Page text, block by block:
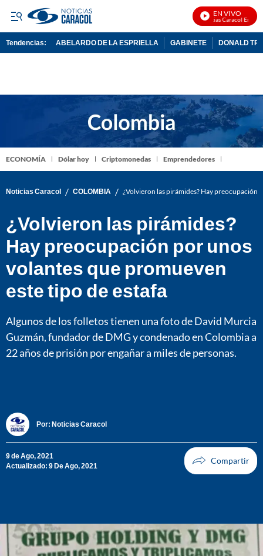
EN VIVO
Noticias Caracol En Vivo
Tendencias: ABELARDO DE LA ESPRIELLA GABINETE DONALD
ECONOMÍA Dólar hoy Criptomonedas Emprendedores
Noticias Caracol / COLOMBIA / ¿Volvieron las pirámides? Hay preocupación
¿Volvieron las pirámides?
Hay preocupación por unos
volantes que promueven
este tipo de estafa
Algunos de los folletos tienen una foto de David Murcia
Guzmán, fundador de DMG y condenado en Colombia a
22 años de prisión por engañar a miles de personas.
Por: Noticias Caracol
9 de Ago, 2021
Actualizado: 9 De Ago, 2021